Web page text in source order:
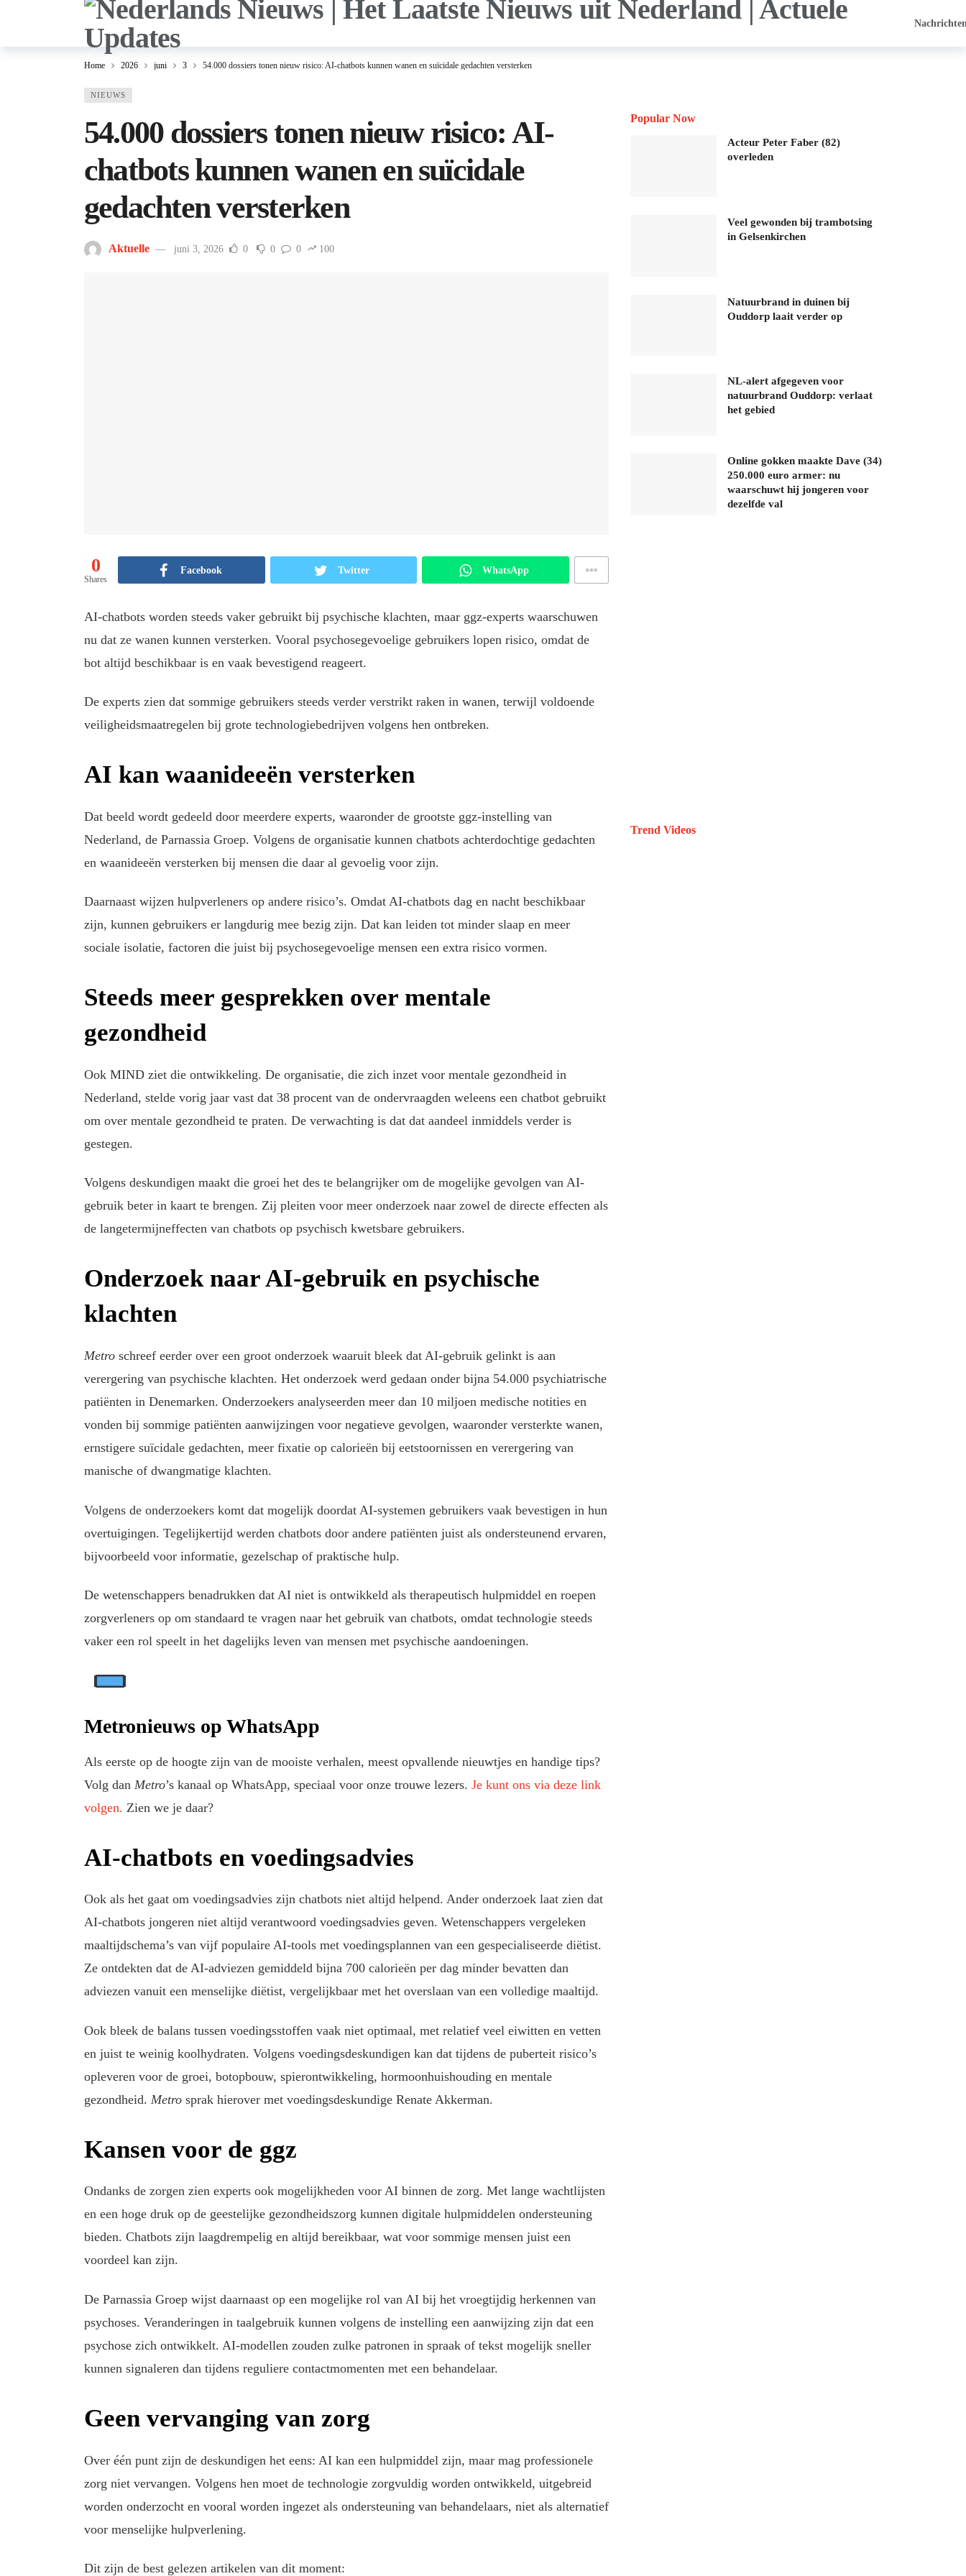
Home 2026 juni 3 54.000 dossiers tonen nieuw risico: AI-chatbots kunnen wanen en suïcidale gedachten versterken
NIEUWS
54.000 dossiers tonen nieuw risico: AI-
chatbots kunnen wanen en suïcidale
gedachten versterken
Aktuelle juni 3, 2026 0 0 0 100
0
Shares
Facebook Twitter WhatsApp
AI-chatbots worden steeds vaker gebruikt bij psychische klachten, maar ggz-experts waarschuwen
nu dat ze wanen kunnen versterken. Vooral psychosegevoelige gebruikers lopen risico, omdat de
bot altijd beschikbaar is en vaak bevestigend reageert.
De experts zien dat sommige gebruikers steeds verder verstrikt raken in wanen, terwijl voldoende
veiligheidsmaatregelen bij grote technologiebedrijven volgens hen ontbreken.
AI kan waanideeën versterken
Dat beeld wordt gedeeld door meerdere experts, waaronder de grootste ggz-instelling van
Nederland, de Parnassia Groep. Volgens de organisatie kunnen chatbots achterdochtige gedachten
en waanideeën versterken bij mensen die daar al gevoelig voor zijn.
Daarnaast wijzen hulpverleners op andere risico’s. Omdat AI-chatbots dag en nacht beschikbaar
zijn, kunnen gebruikers er langdurig mee bezig zijn. Dat kan leiden tot minder slaap en meer
sociale isolatie, factoren die juist bij psychosegevoelige mensen een extra risico vormen.
Steeds meer gesprekken over mentale
gezondheid
Ook MIND ziet die ontwikkeling. De organisatie, die zich inzet voor mentale gezondheid in
Nederland, stelde vorig jaar vast dat 38 procent van de ondervraagden weleens een chatbot gebruikt
om over mentale gezondheid te praten. De verwachting is dat dat aandeel inmiddels verder is
gestegen.
Volgens deskundigen maakt die groei het des te belangrijker om de mogelijke gevolgen van AI-
gebruik beter in kaart te brengen. Zij pleiten voor meer onderzoek naar zowel de directe effecten als
de langetermijneffecten van chatbots op psychisch kwetsbare gebruikers.
Onderzoek naar AI-gebruik en psychische
klachten
Metro schreef eerder over een groot onderzoek waaruit bleek dat AI-gebruik gelinkt is aan
verergering van psychische klachten. Het onderzoek werd gedaan onder bijna 54.000 psychiatrische
patiënten in Denemarken. Onderzoekers analyseerden meer dan 10 miljoen medische notities en
vonden bij sommige patiënten aanwijzingen voor negatieve gevolgen, waaronder versterkte wanen,
ernstigere suïcidale gedachten, meer fixatie op calorieën bij eetstoornissen en verergering van
manische of dwangmatige klachten.
Volgens de onderzoekers komt dat mogelijk doordat AI-systemen gebruikers vaak bevestigen in hun
overtuigingen. Tegelijkertijd werden chatbots door andere patiënten juist als ondersteunend ervaren,
bijvoorbeeld voor informatie, gezelschap of praktische hulp.
De wetenschappers benadrukken dat AI niet is ontwikkeld als therapeutisch hulpmiddel en roepen
zorgverleners op om standaard te vragen naar het gebruik van chatbots, omdat technologie steeds
vaker een rol speelt in het dagelijks leven van mensen met psychische aandoeningen.
Metronieuws op WhatsApp
Als eerste op de hoogte zijn van de mooiste verhalen, meest opvallende nieuwtjes en handige tips?
Volg dan Metro’s kanaal op WhatsApp, speciaal voor onze trouwe lezers. Je kunt ons via deze link
volgen. Zien we je daar?
AI-chatbots en voedingsadvies
Ook als het gaat om voedingsadvies zijn chatbots niet altijd helpend. Ander onderzoek laat zien dat
AI-chatbots jongeren niet altijd verantwoord voedingsadvies geven. Wetenschappers vergeleken
maaltijdschema’s van vijf populaire AI-tools met voedingsplannen van een gespecialiseerde diëtist.
Ze ontdekten dat de AI-adviezen gemiddeld bijna 700 calorieën per dag minder bevatten dan
adviezen vanuit een menselijke diëtist, vergelijkbaar met het overslaan van een volledige maaltijd.
Ook bleek de balans tussen voedingsstoffen vaak niet optimaal, met relatief veel eiwitten en vetten
en juist te weinig koolhydraten. Volgens voedingsdeskundigen kan dat tijdens de puberteit risico’s
opleveren voor de groei, botopbouw, spierontwikkeling, hormoonhuishouding en mentale
gezondheid. Metro sprak hierover met voedingsdeskundige Renate Akkerman.
Kansen voor de ggz
Ondanks de zorgen zien experts ook mogelijkheden voor AI binnen de zorg. Met lange wachtlijsten
en een hoge druk op de geestelijke gezondheidszorg kunnen digitale hulpmiddelen ondersteuning
bieden. Chatbots zijn laagdrempelig en altijd bereikbaar, wat voor sommige mensen juist een
voordeel kan zijn.
De Parnassia Groep wijst daarnaast op een mogelijke rol van AI bij het vroegtijdig herkennen van
psychoses. Veranderingen in taalgebruik kunnen volgens de instelling een aanwijzing zijn dat een
psychose zich ontwikkelt. AI-modellen zouden zulke patronen in spraak of tekst mogelijk sneller
kunnen signaleren dan tijdens reguliere contactmomenten met een behandelaar.
Geen vervanging van zorg
Over één punt zijn de deskundigen het eens: AI kan een hulpmiddel zijn, maar mag professionele
zorg niet vervangen. Volgens hen moet de technologie zorgvuldig worden ontwikkeld, uitgebreid
worden onderzocht en vooral worden ingezet als ondersteuning van behandelaars, niet als alternatief
voor menselijke hulpverlening.
Dit zijn de best gelezen artikelen van dit moment:
Popular Now
Acteur Peter Faber (82)
overleden
Veel gewonden bij trambotsing
in Gelsenkirchen
Natuurbrand in duinen bij
Ouddorp laait verder op
NL-alert afgegeven voor
natuurbrand Ouddorp: verlaat
het gebied
Online gokken maakte Dave (34)
250.000 euro armer: nu
waarschuwt hij jongeren voor
dezelfde val
Trend Videos